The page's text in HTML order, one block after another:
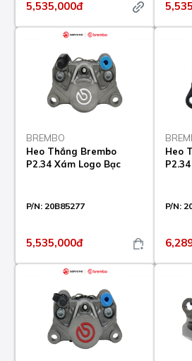
5,535,000đ
BREMBO
Heo Thắng Brembo
P2.34 Xám Logo Bạc
P/N: 20B85277
5,535,000đ
Heo
P/N: